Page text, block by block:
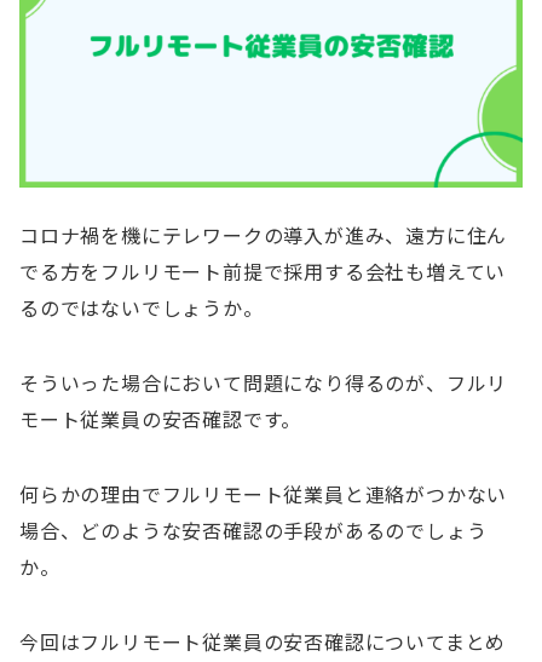
コロナ禍を機にテレワークの導入が進み、遠方に住ん
でる方をフルリモート前提で採用する会社も増えてい
るのではないでしょうか。
そういった場合において問題になり得るのが、フルリ
モート従業員の安否確認です。
何らかの理由でフルリモート従業員と連絡がつかない
場合、どのような安否確認の手段があるのでしょう
か。
今回はフルリモート従業員の安否確認についてまとめ